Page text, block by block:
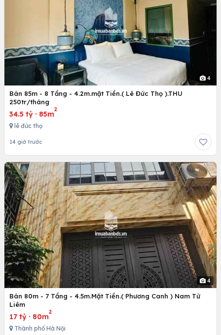
4
Bán 85m - 8 Tầng - 4.2m.mặt Tiền.( Lê Đức Thọ ).THU
250tr/tháng
34.5 tỷ · 85m
2
lê đức thọ
14 giờ trước
4
Bán 80m - 7 Tầng - 4.5m.Mặt Tiền.( Phương Canh ) Nam Từ
Liêm
17 tỷ · 80m
2
Thành phố Hà Nội